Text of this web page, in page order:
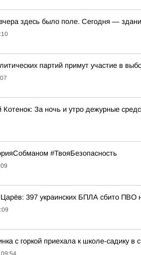
здесь было поле. Сегодня —
партий примут участие в
За ночь и утро дежурные
#ТвояБезопасность
397 украинских БПЛА сбито ПВО
с горкой приехала к школе-садику в
09:54